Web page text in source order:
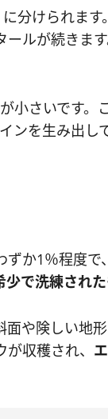
に分けられま
ルが続きま
小さいです
を生み出し
か1％程度
少で洗練され
や険しい地
収穫され、